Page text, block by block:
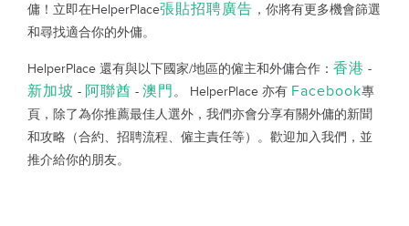
傭！立即在HelperPlace張貼招聘廣告 ，你將有更多機會篩選
和尋找適合你的外傭。
HelperPlace 還有與以下國家/地區的僱主和外傭合作： 香港 -
新加坡 - 阿聯酋 - 澳門 。 HelperPlace 亦有 Facebook專
頁，除了為你推薦最佳人選外，我們亦會分享有關外傭的新聞
和攻略（合約、招聘流程、僱主責任等）。歡迎加入我們，並
推介給你的朋友。